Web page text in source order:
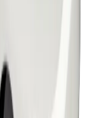
წუთში!